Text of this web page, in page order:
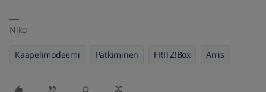
Niko
Kaapelimodeemi Pätkiminen FRITZ!Box Arris